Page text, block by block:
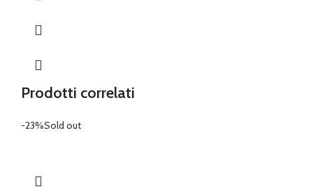
Prodotti correlati
-23%Sold out